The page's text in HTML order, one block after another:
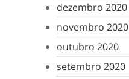
dezembro 2020
novembro 2020
outubro 2020
setembro 2020